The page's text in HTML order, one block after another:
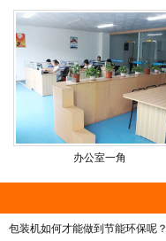
办公室一角
包装机如何才能做到节能环保呢？